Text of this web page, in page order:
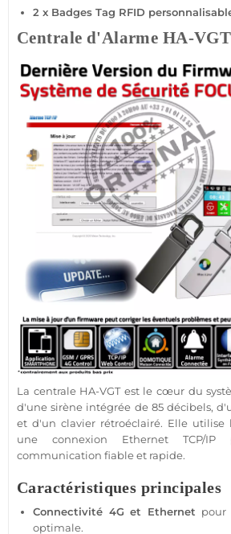
2 x Badges Tag RFID
Centrale d'Alarme HA-VGT
La centrale HA-VGTest le cœur du
d'unesirène intégrée de 85 décibels,
et d'un clavier rétroéclairé. Elle utilise
une connexion Ethernet TCP/IP
communication fiableet rapide.
Caractéristiques principales
Connectivité 4G et Ethernet pour
optimale.